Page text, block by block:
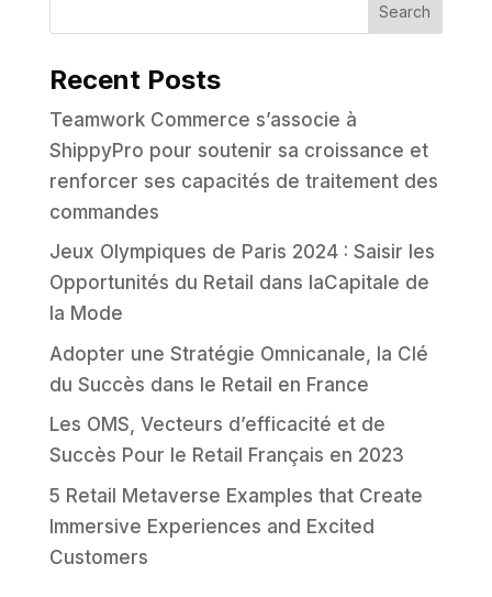
Recent Posts
Teamwork Commerce s’associe à
ShippyPro pour soutenir sa croissance et
renforcer ses capacités de traitement des
commandes
Jeux Olympiques de Paris 2024 : Saisir les
Opportunités du Retail dans laCapitale de
la Mode
Adopter une Stratégie Omnicanale, la Clé
du Succès dans le Retail en France
Les OMS, Vecteurs d’efficacité et de
Succès Pour le Retail Français en 2023
5 Retail Metaverse Examples that Create
Immersive Experiences and Excited
Customers